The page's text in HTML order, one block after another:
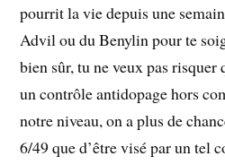
pourrit la vie depuis une
Advil ou du Benylin pour te
bien sûr, tu ne veux pas risquer
un contrôle antidopage hors
notre niveau, on a plus de
6/49 que d’être visé par un tel